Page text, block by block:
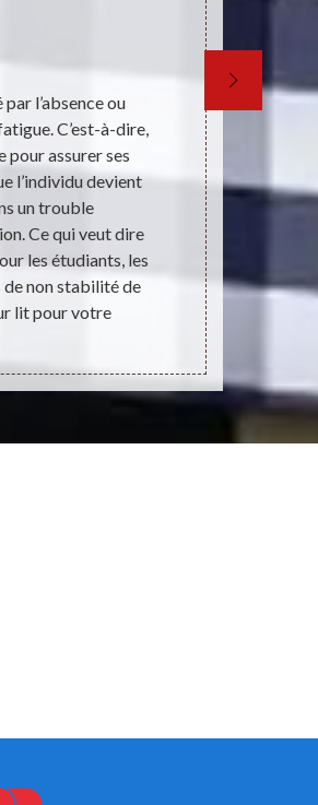
l’absence ou
C’est-à-dire,
pour assurer ses
l’individu devient
un trouble
Ce qui veut dire
les étudiants, les
de non stabilité de
lit pour votre
Dans la
besoins